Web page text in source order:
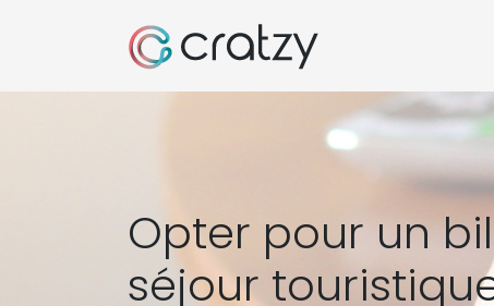
Opter pour un
séjour